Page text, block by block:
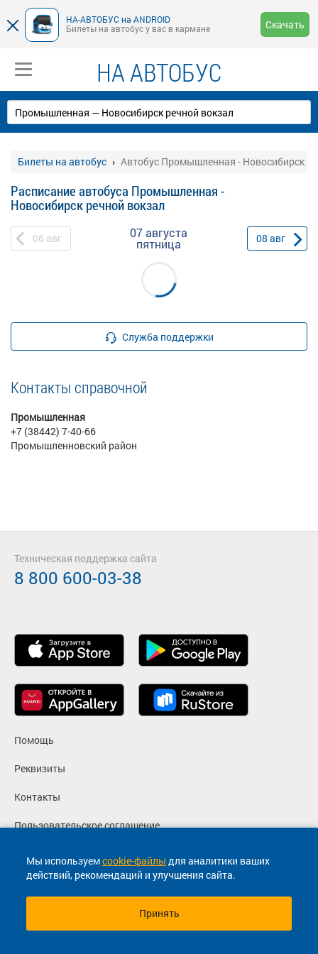
НА-АВТОБУС на ANDROID
Билеты на автобус у вас в кармане
Скачать
НА АВТОБУС
Билеты на автобус Автобус Промышленная - Новосибирск
Расписание автобуса Промышленная -
Новосибирск речной вокзал
06 авг 07 августа
пятница 08 авг
Служба поддержки
Контакты справочной
Промышленная
+7 (38442) 7-40-66
Промышленновский район
Мы используемcookie-файлы для аналитики ваших
действий, рекомендаций и улучшения сайта.
Принять
Помощь
Реквизиты
Контакты
Пользовательское соглашение
Политика конфиденциальности
Согласие на маркетинговые сообщения
Техническая поддержка сайта
8 800 600-03-38
© 2013-2026, ООО "Капитал"- Онлайн сервис продажи